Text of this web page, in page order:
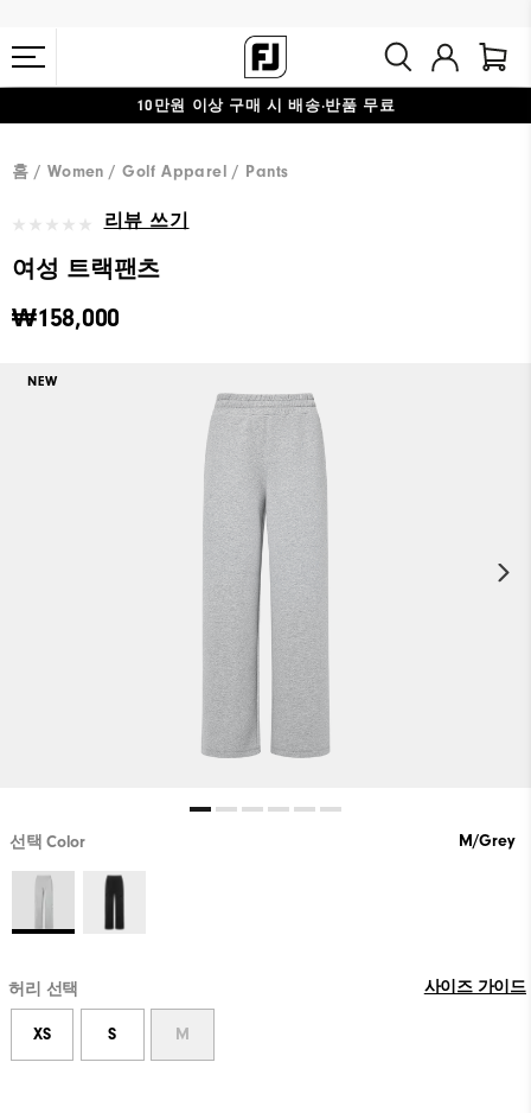
10만원 이상 구매 시 배송·반품 무료
홈 Women Golf Apparel Pants
리뷰 쓰기
여성 트랙팬츠
₩158,000
NEW
선택 Color M/Grey
허리 선택 사이즈 가이드
XS S M